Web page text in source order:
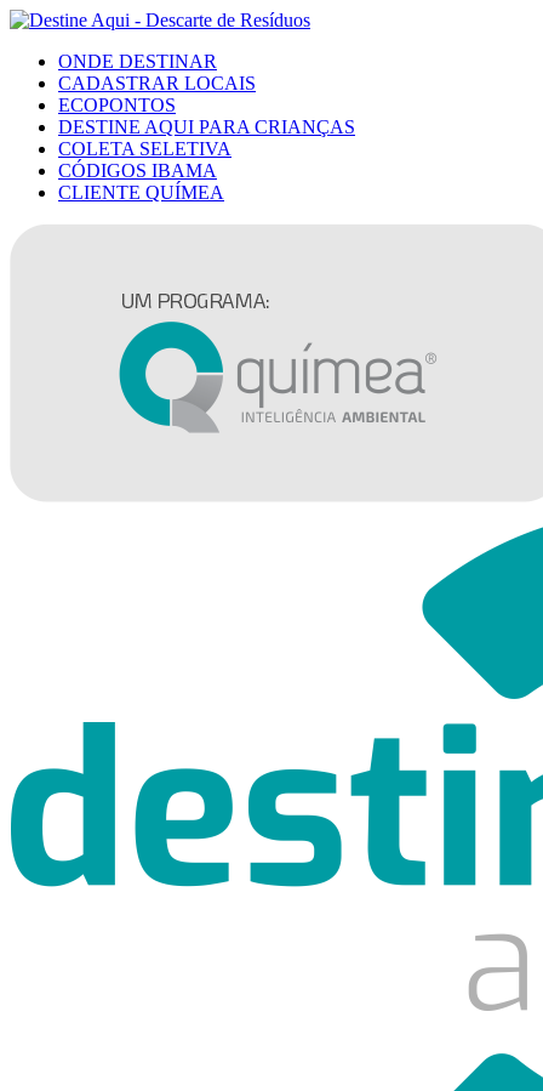
ONDE DESTINAR
CADASTRAR LOCAIS
ECOPONTOS
DESTINE AQUI PARA CRIANÇAS
COLETA SELETIVA
CÓDIGOS IBAMA
CLIENTE QUÍMEA